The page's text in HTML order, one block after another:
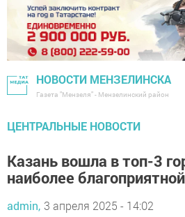
НОВОСТИ МЕНЗЕЛИНСКА
Газета "Мензеля" - Мензелинский район
ЦЕНТРАЛЬНЫЕ НОВОСТИ
Казань вошла в топ-3
наиболее
admin, 3 апреля 2025 - 14:02